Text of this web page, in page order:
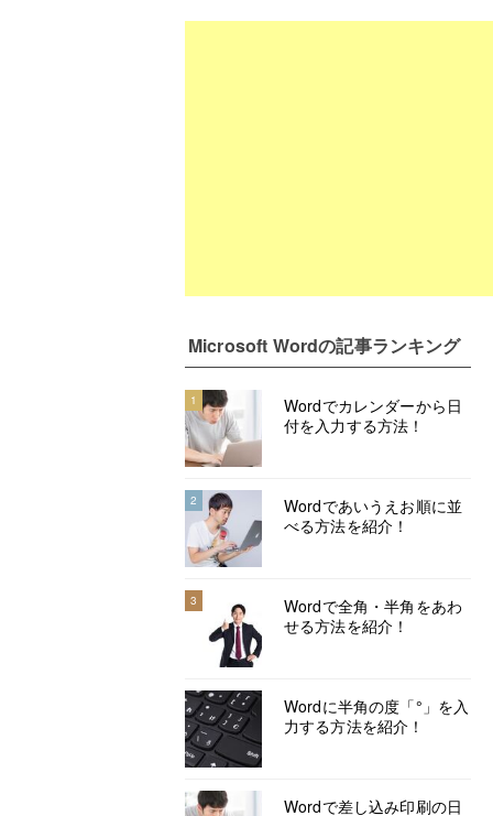
Microsoft Wordの記事ランキング
1
Wordでカレンダーから日
付を入力する方法！
2
Wordであいうえお順に並
べる方法を紹介！
3
Wordで全角・半角をあわ
せる方法を紹介！
Wordに半角の度「°」を入
力する方法を紹介！
Wordで差し込み印刷の日